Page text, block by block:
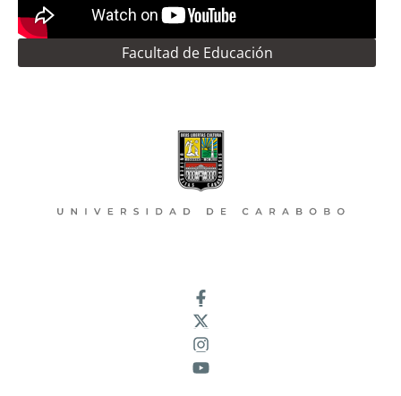
Facultad de Educación